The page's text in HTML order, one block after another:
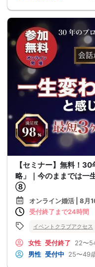
【セミナー】無料！
略」｜今のままでは一
⑧
オンライン婚活 | 8月
受付終了まで24時間
イベントクラブアクセス
女性 受付終了 22〜
男性 受付中 25〜49